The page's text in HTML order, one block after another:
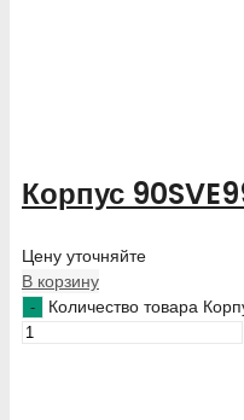
Корпус
Цену уточняйте
В корзину
Количество товара